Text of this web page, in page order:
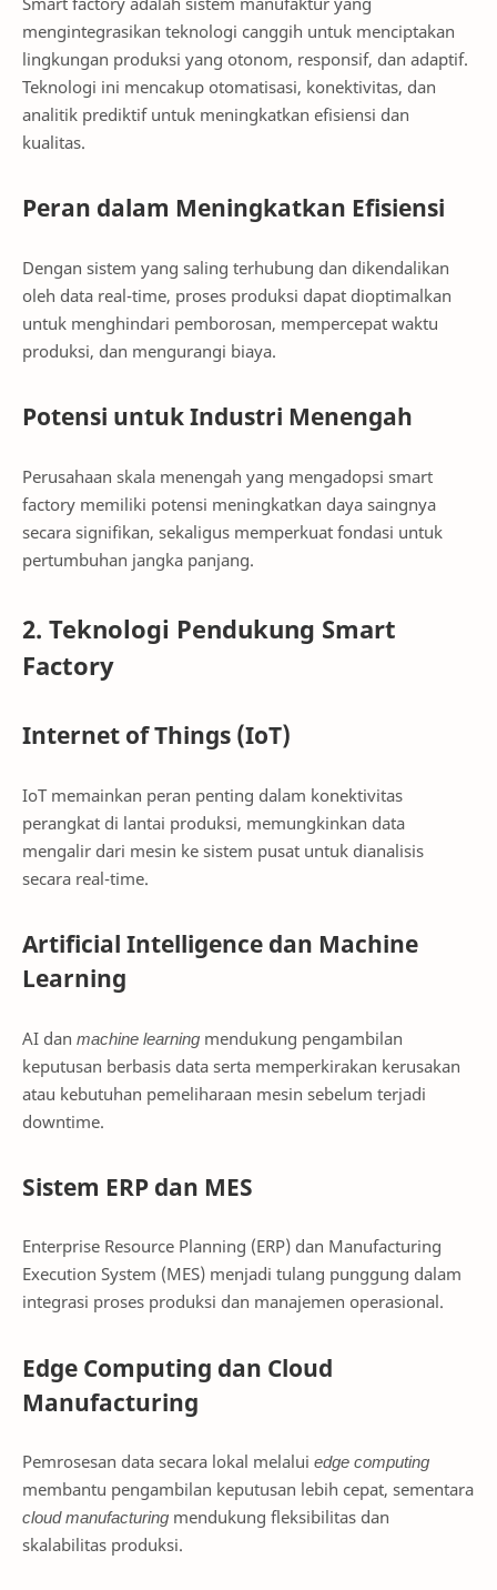
mengintegrasikan teknologi canggih untuk menciptakan
lingkungan produksi yang otonom, responsif, dan adaptif.
Teknologi ini mencakup otomatisasi, konektivitas, dan
analitik prediktif untuk meningkatkan efisiensi dan
kualitas.
Peran dalam Meningkatkan Efisiensi
Dengan sistem yang saling terhubung dan dikendalikan
oleh data real-time, proses produksi dapat dioptimalkan
untuk menghindari pemborosan, mempercepat waktu
produksi, dan mengurangi biaya.
Potensi untuk Industri Menengah
Perusahaan skala menengah yang mengadopsi smart
factory memiliki potensi meningkatkan daya saingnya
secara signifikan, sekaligus memperkuat fondasi untuk
pertumbuhan jangka panjang.
2. Teknologi Pendukung Smart
Factory
Internet of Things (IoT)
IoT memainkan peran penting dalam konektivitas
perangkat di lantai produksi, memungkinkan data
mengalir dari mesin ke sistem pusat untuk dianalisis
secara real-time.
Artificial Intelligence dan Machine
Learning
AI dan machine learning mendukung pengambilan
keputusan berbasis data serta memperkirakan kerusakan
atau kebutuhan pemeliharaan mesin sebelum terjadi
downtime.
Sistem ERP dan MES
Enterprise Resource Planning (ERP) dan Manufacturing
Execution System (MES) menjadi tulang punggung dalam
integrasi proses produksi dan manajemen operasional.
Edge Computing dan Cloud
Manufacturing
Pemrosesan data secara lokal melalui edge computing
membantu pengambilan keputusan lebih cepat, sementara
cloud manufacturing mendukung fleksibilitas dan
skalabilitas produksi.